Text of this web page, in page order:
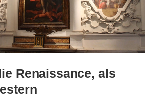
Renaissance, als